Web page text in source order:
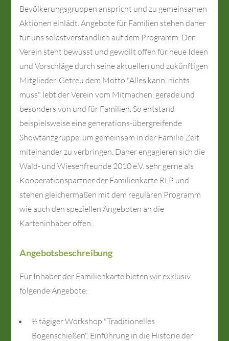
Be­völ­ker­ungs­grup­pen an­spricht und zu ge­mein­sa­men
Ak­tio­nen ein­lädt. An­ge­bo­te für Fa­mi­li­en ste­hen da­her
für uns selbst­ver­ständ­lich auf dem Pro­gramm. Der
Verein steht bewusst und gewollt offen für neue Ideen
und Vorschläge durch seine aktuellen und zukünftigen
Mitglieder. Getreu dem Motto "Alles kann, nichts
muss" lebt der Verein vom Mitmachen, gerade und
besonders von und für Familien. So entstand
beispielsweise eine generations-übergreifende
Showtanzgruppe, um gemeinsam in der Familie Zeit
miteinander zu verbringen. Daher engagieren sich die
Wald- und Wiesenfreunde 2010 e.V. sehr gerne als
Kooperationspartner der Familienkarte RLP und
stehen gleichermaßen mit dem regulären Programm
wie auch den speziellen Angeboten an die
Karteninhaber offen.
Angebotsbeschreibung
Für Inhaber der Familienkarte bieten wir exklusiv
folgende Angebote:
½ tägiger Workshop "Traditionelles
Bogenschießen". Einführung in die Historie der